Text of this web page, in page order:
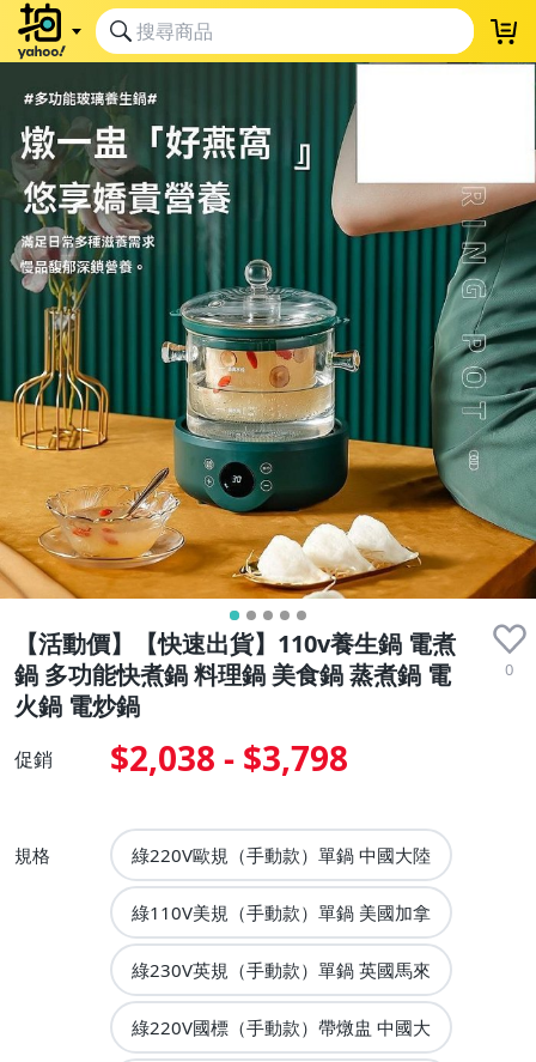
【活動價】【快速出貨】110v養生鍋 電煮
鍋 多功能快煮鍋 料理鍋 美食鍋 蒸煮鍋 電
火鍋 電炒鍋
0
促銷 $2,038 - $3,798
規格 綠220V歐規（手動款）單鍋 中國大陸
綠110V美規（手動款）單鍋 美國加拿
綠230V英規（手動款）單鍋 英國馬來
綠220V國標（手動款）帶燉盅 中國大